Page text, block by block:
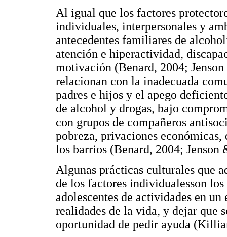
Al igual que los factores
individuales, interpersonales y
antecedentes familiares de
atención e hiperactividad,
motivación (Benard, 2004;
relacionan con la inadecuada
padres e hijos y el apego
de alcohol y drogas, bajo
con grupos de compañeros
pobreza, privaciones
los barrios (Benard, 2004; Jenson
Algunas prácticas culturales que
de los factores individualesson
adolescentes de actividades en
realidades de la vida, y dejar que
oportunidad de pedir ayuda